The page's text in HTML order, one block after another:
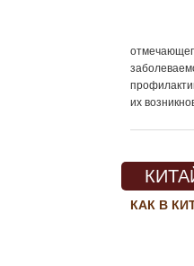
их
КАК В